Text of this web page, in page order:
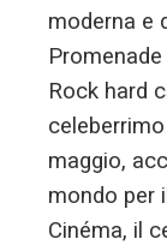
moderna e
Rock hard
maggio,
mondo per
Cinéma, il